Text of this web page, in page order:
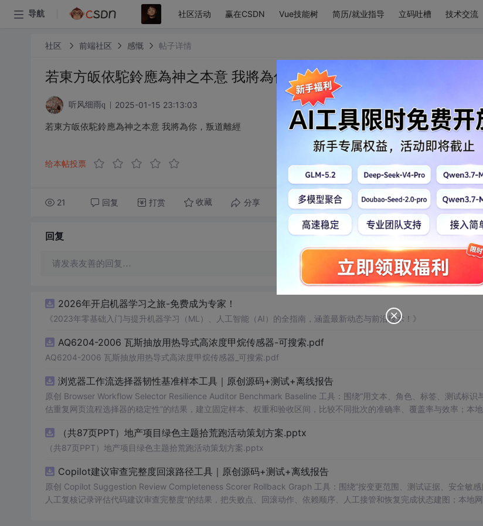
导航 社区活动 赢在CSDN Vue技能树 简历/就业指导 立码吐槽 技术交流
社区 前端社区 感慨 帖子详情
若東方皈依駝鈴應為神之本意 我將為你，叛道離經
听风细雨q 2025-01-15 23:13:03
若東方皈依駝鈴應為神之本意 我將為你，叛道離經
给本帖投票
21 回复 打赏 收藏 分享 转发到动态 举报
回复
请发表友善的回复…
2026年开启机器学习之旅-免费成为专家！
《2023年零基础入门与提升机器学习（ML）、人工智能（AI）的全指南，涵盖最新动态与前沿技术！》
AQ6204-2006 瓦斯抽放用热导式高浓度甲烷传感器-可搜索.pdf
AQ6204-2006 瓦斯抽放用热导式高浓度甲烷传感器_可搜索.pdf
浏览器工作流选择器韧性基准样本工具｜原创源码+测试+离线报告
原创 Browser Workflow Selector Resilience Auditor Benchmark Baseline 工具：围绕“用文本、角色、标签、测试标识
估重复网页流程选择器的稳定性”的结果，建立固定样本、权重和验收区间，比较不同批次的准确率、覆盖率与效率；本
图、README、运行说明、MIT License及原创授权声明。适合开发者进行工程预检、质量审查和交付复核；Node.js 18+
第三方运行依赖。
（共87页PPT）地产项目绿色主题拾荒跑活动策划方案.pptx
（共87页PPT）地产项目绿色主题拾荒跑活动策划方案.pptx
Copilot建议审查完整度回滚路径工具｜原创源码+测试+离线报告
原创 Copilot Suggestion Review Completeness Scorer Rollback Graph 工具：围绕“按变更范围、测试证据、安全敏感
人工复核记录评估代码建议审查完整度”的结果，把失败点、回滚动作、依赖顺序、人工接管和恢复完成状态建图；本地